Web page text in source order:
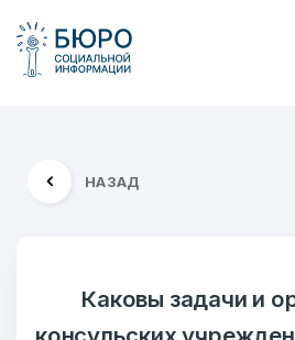
НАЗАД
Каковы задачи и